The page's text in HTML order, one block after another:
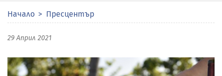
Начало Пресцентър
29 Април 2021